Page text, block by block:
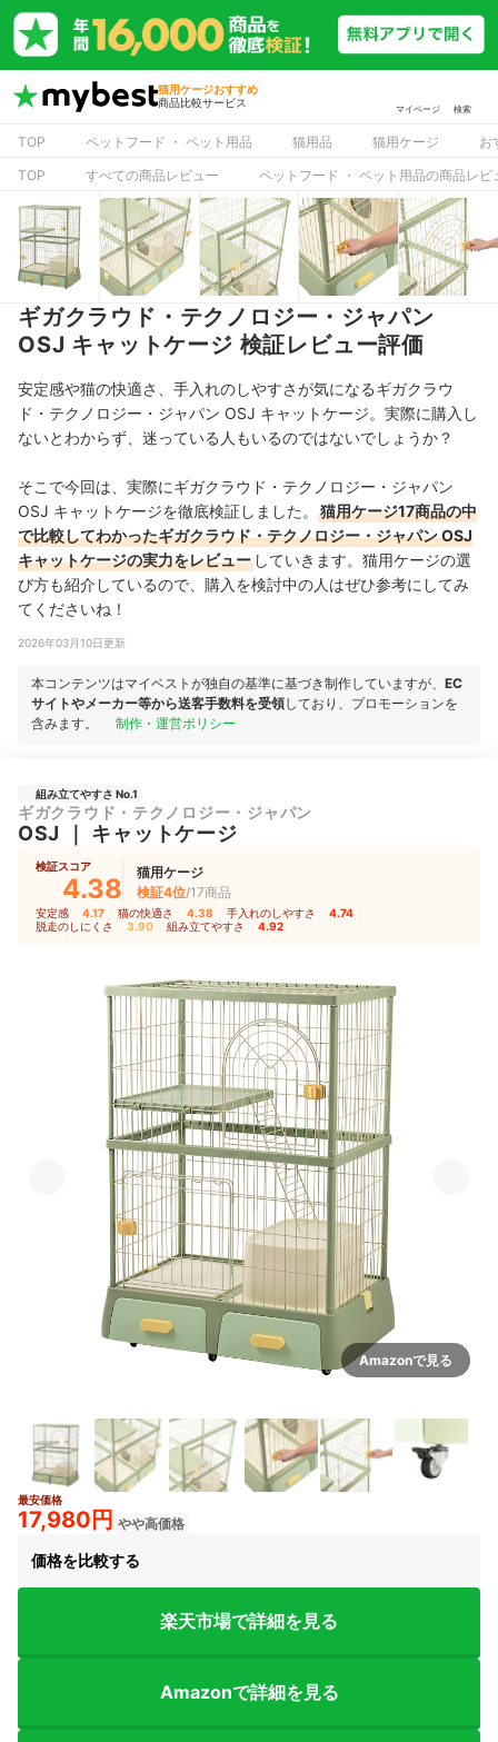
猫用ケージおすすめ
商品比較サービス
マイページ 検索
TOP ペットフード ・ ペット用品 猫用品 猫用ケージ
お
TOP
すべての商品レビュー ペットフード ・ ペット用品の商品レビ
ギガクラウド・テクノロジー・ジャパン
OSJ キャットケージ 検証レビュー評価
安定感や猫の快適さ、手入れのしやすさが気になるギガクラウ
ド・テクノロジー・ジャパン OSJ キャットケージ。実際に購入し
ないとわからず、迷っている人もいるのではないでしょうか？
そこで今回は、実際にギガクラウド・テクノロジー・ジャパン
OSJ キャットケージを徹底検証しました。
猫用ケージ17商品の中
で比較してわかったギガクラウド・テクノロジー・ジャパン OSJ
キャットケージの実力をレビュー していきます。猫用ケージの選
び方も紹介しているので、購入を検討中の人はぜひ参考にしてみ
てくださいね！
2026年03月10日更新
本コンテンツはマイベストが独自の基準に基づき制作していますが、 EC
サイトやメーカー等から送客手数料を受領しており、プロモーションを
含みます。
制作・運営ポリシー
組み立てやすさ No.1
ギガクラウド・テクノロジー・ジャパン
OSJ キャットケージ
検証スコア
4.38
猫用ケージ
検証4位/17商品
安定感 4.17 猫の快適さ 4.38 手入れのしやすさ 4.74
脱走のしにくさ 3.90 組み立てやすさ 4.92
Amazonで見る
最安価格
17,980円 やや高価格
価格を比較する
楽天市場で詳細を見る
Amazonで詳細を見る